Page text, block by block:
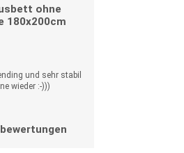
ohne
180x200cm
und sehr stabil
wieder :-)))